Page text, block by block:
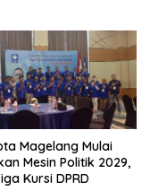
Magelang Mulai
Mesin Politik 2029,
Kursi DPRD